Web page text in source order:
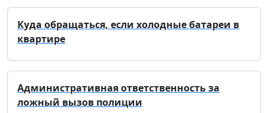
Куда обращаться, если холодные батареи в
квартире
Административная ответственность за
ложный вызов полиции